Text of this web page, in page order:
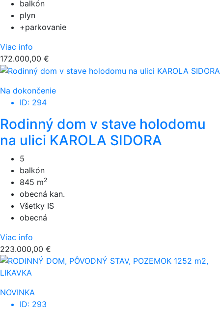
balkón
plyn
+parkovanie
Viac info
172.000,00 €
Na dokončenie
ID: 294
Rodinný dom v stave holodomu
na ulici KAROLA SIDORA
5
balkón
845 m2
obecná kan.
Všetky IS
obecná
Viac info
223.000,00 €
NOVINKA
ID: 293